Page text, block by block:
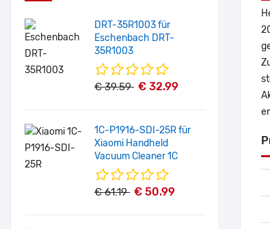
DRT-35R1003 für
Eschenbach DRT-
35R1003
€ 39.59 € 32.99
1C-P1916-SDI-25R für
Xiaomi Handheld
Vacuum Cleaner 1C
€ 61.19 € 50.99